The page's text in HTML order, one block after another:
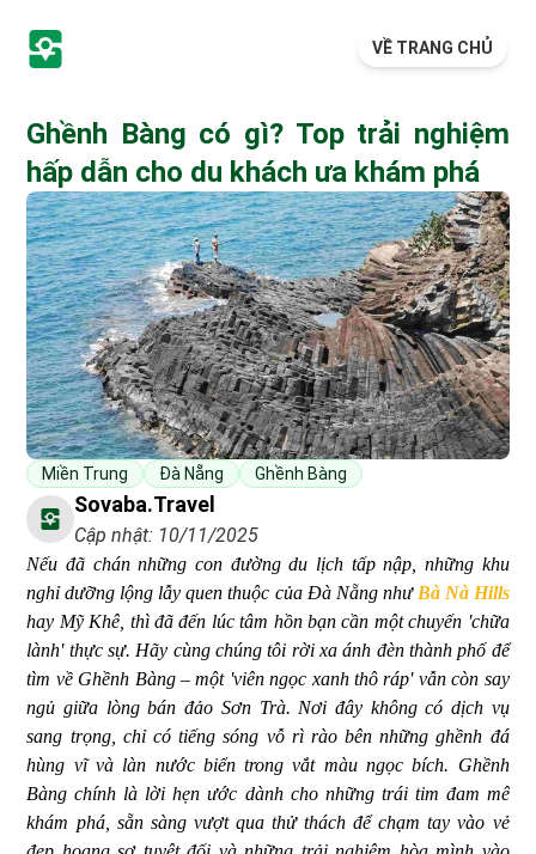
VỀ TRANG CHỦ
Ghềnh Bàng có gì? Top trải nghiệm
hấp dẫn cho du khách ưa khám phá
Miền Trung Đà Nẵng Ghềnh Bàng
Sovaba.travel
Cập nhật: 10/11/2025
Nếu đã chán những con đường du lịch tấp nập, những khu
nghỉ dưỡng lộng lẫy quen thuộc của Đà Nẵng như Bà Nà Hills
hay Mỹ Khê, thì đã đến lúc tâm hồn bạn cần một chuyến 'chữa
lành' thực sự. Hãy cùng chúng tôi rời xa ánh đèn thành phố để
tìm về Ghềnh Bàng – một 'viên ngọc xanh thô ráp' vẫn còn say
ngủ giữa lòng bán đảo Sơn Trà. Nơi đây không có dịch vụ
sang trọng, chỉ có tiếng sóng vỗ rì rào bên những ghềnh đá
hùng vĩ và làn nước biển trong vắt màu ngọc bích. Ghềnh
Bàng chính là lời hẹn ước dành cho những trái tim đam mê
khám phá, sẵn sàng vượt qua thử thách để chạm tay vào vẻ